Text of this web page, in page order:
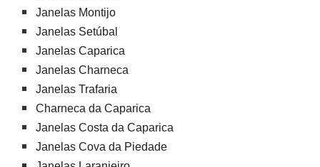
Janelas Montijo
Janelas Setúbal
Janelas Caparica
Janelas Charneca
Janelas Trafaria
Charneca da Caparica
Janelas Costa da Caparica
Janelas Cova da Piedade